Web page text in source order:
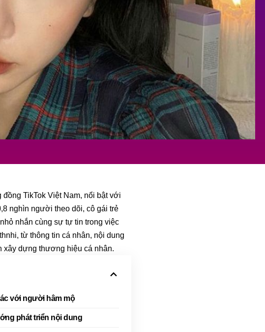
TikTok Việt Nam, nổi bật với
nghìn người theo dõi, cô gái trẻ
nhắn cùng sự tự tin trong việc
từ thông tin cá nhân, nội dung
xây dựng thương hiệu cá nhân.
với người hâm mộ
phát triển nội dung